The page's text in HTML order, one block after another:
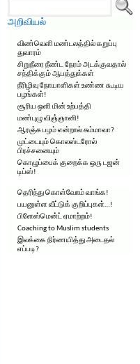
அறிவியல்
விண்வெளி மண்டலத்தில் கறுப்பு
துவாரம்
சிறுநீரை நீண்ட நேரம் அடக்குவதால்
சந்திக்கும் ஆபத்துக்கள்
நீரிழிவு நோயாளிகள் உண்ண கூடிய
பழங்கள்!
சூரிய ஒளி மின் உற்பத்தி
மண்புழு விஞ்ஞானி!
ஆரஞ்சு பழம் என்றால் சும்மாவா?
முட்டையும் கொலஸ்டரோல்
பிரச்சனையும்
கொழுப்பைக் குறைக்க ஒரு டஜன்
டிப்ஸ்!
தெரிந்து கொள்வோம் வாங்க!
பயனுள்ள வீட்டுக் குறிப்புகள்…!
பிளேஸ்மென்ட் ஏமாற்றம்!
Coaching to Muslim students
இலக்கை நிர்ணயித்து அடைதல்
எப்படி?